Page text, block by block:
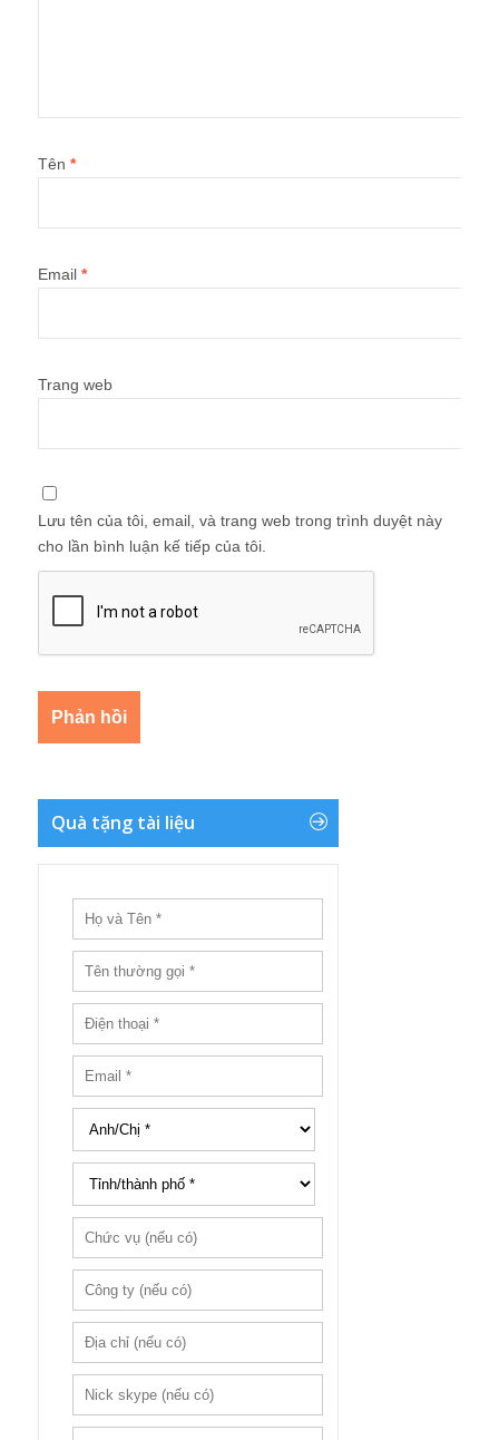
Tên *
Email *
Trang web
Lưu tên của tôi, email, và trang web trong trình duyệt này
cho lần bình luận kế tiếp của tôi.
Quà tặng tài liệu